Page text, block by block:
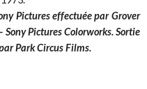
Pictures effectuée par Grover
Pictures Colorworks. Sortie
Park Circus Films.